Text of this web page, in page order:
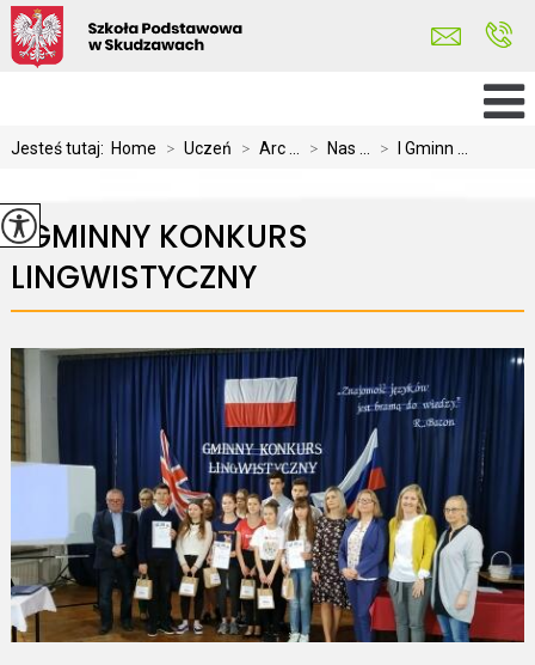
Jesteś tutaj: Home > Uczeń > Arc ... > Nas ... > I Gminn ...
I GMINNY KONKURS
LINGWISTYCZNY